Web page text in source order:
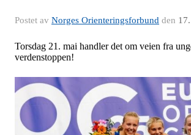
Postet av Norges Orienteringsforbund den
Torsdag 21. mai handler det om veien fra
verdenstoppen!